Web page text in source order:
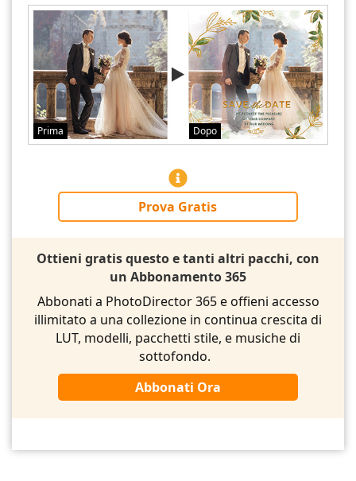
Prima Dopo
Prova Gratis
Ottieni gratis questo e tanti altri pacchi, con
un Abbonamento 365
Abbonati a PhotoDirector 365 e offieni accesso
illimitato a una collezione in continua crescita di
LUT, modelli, pacchetti stile, e musiche di
sottofondo.
Abbonati Ora